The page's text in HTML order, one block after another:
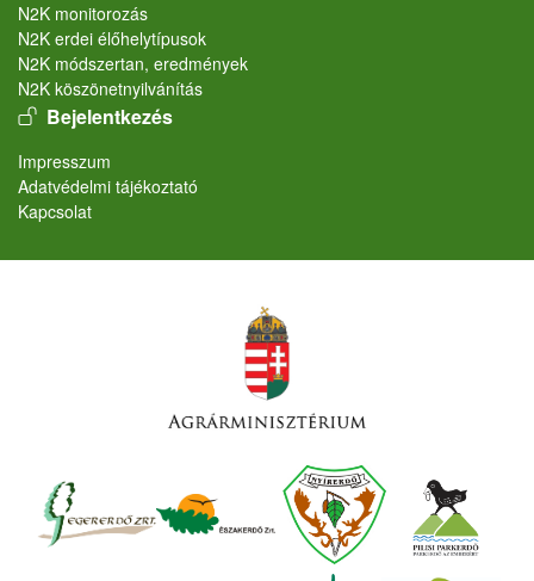
N2K monitorozás
N2K erdei élőhelytípusok
N2K módszertan, eredmények
N2K köszönetnyilvánítás
User account menu
Bejelentkezés
Lábléc
Impresszum
Adatvédelmi tájékoztató
Kapcsolat